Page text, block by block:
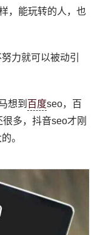
，能玩转的人，也
力就可以被动引
想到 百度seo，百
多，抖音seo才刚
。